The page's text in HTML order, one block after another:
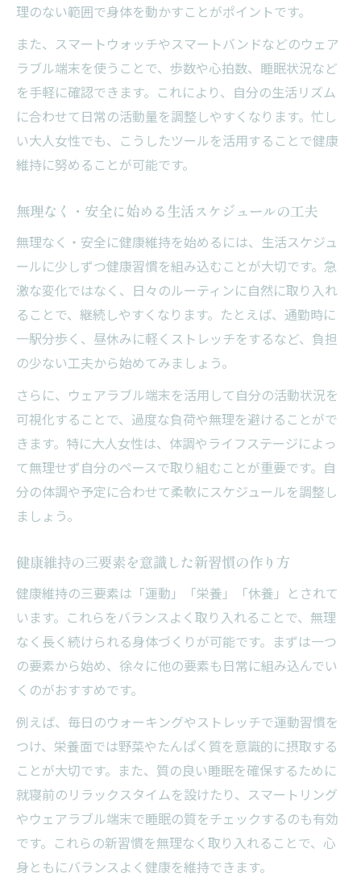
ウェアラブル端末で無理なく健康管理を実
大人女性が安全に使えるウェアラブルの選
び方
スマートウォッチで健康維持が身近になる
理由
健康維持と決済を両立するスマートリング
血圧管理も叶うウェアラブル端末の利便性
毎日の健康管理が続くコツを徹底解説
大人女性が無理なく続ける健康管理のコツ
健康維持に努める日常で意識したい習慣
安全に長く動ける身体を育む管理ポイント
ウェアラブル端末で毎日を記録するメリッ
健康的な生活スケジュールの作り方の工夫
自分らしく安全に過ごすための秘訣
大人女性が自分らしく無理なく過ごす方法
安全に長く動ける身体を守るための日常習
践
無理なく・安全に心身を整える新習慣のポ
イント
健康維持法を自分に合った形で続けるコツ
理のない範囲で身体を動かすことがポイントです。
また、スマートウォッチやスマートバンドなどのウェア
ラブル端末を使うことで、歩数や心拍数、睡眠状況など
を手軽に確認できます。これにより、自分の生活リズム
に合わせて日常の活動量を調整しやすくなります。忙し
い大人女性でも、こうしたツールを活用することで健康
維持に努めることが可能です。
無理なく・安全に始める生活スケジュールの工夫
無理なく・安全に健康維持を始めるには、生活スケジュ
ールに少しずつ健康習慣を組み込むことが大切です。急
激な変化ではなく、日々のルーティンに自然に取り入れ
ることで、継続しやすくなります。たとえば、通勤時に
一駅分歩く、昼休みに軽くストレッチをするなど、負担
の少ない工夫から始めてみましょう。
さらに、ウェアラブル端末を活用して自分の活動状況を
可視化することで、過度な負荷や無理を避けることがで
きます。特に大人女性は、体調やライフステージによっ
て無理せず自分のペースで取り組むことが重要です。自
分の体調や予定に合わせて柔軟にスケジュールを調整し
ましょう。
健康維持の三要素を意識した新習慣の作り方
健康維持の三要素は「運動」「栄養」「休養」とされて
います。これらをバランスよく取り入れることで、無理
なく長く続けられる身体づくりが可能です。まずは一つ
の要素から始め、徐々に他の要素も日常に組み込んでい
くのがおすすめです。
例えば、毎日のウォーキングやストレッチで運動習慣を
つけ、栄養面では野菜やたんぱく質を意識的に摂取する
ことが大切です。また、質の良い睡眠を確保するために
就寝前のリラックスタイムを設けたり、スマートリング
やウェアラブル端末で睡眠の質をチェックするのも有効
です。これらの新習慣を無理なく取り入れることで、心
身ともにバランスよく健康を維持できます。